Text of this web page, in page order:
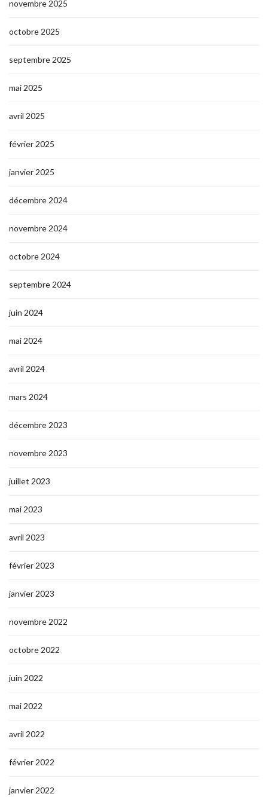
novembre 2025
octobre 2025
septembre 2025
mai 2025
avril 2025
février 2025
janvier 2025
décembre 2024
novembre 2024
octobre 2024
septembre 2024
juin 2024
mai 2024
avril 2024
mars 2024
décembre 2023
novembre 2023
juillet 2023
mai 2023
avril 2023
février 2023
janvier 2023
novembre 2022
octobre 2022
juin 2022
mai 2022
avril 2022
février 2022
janvier 2022